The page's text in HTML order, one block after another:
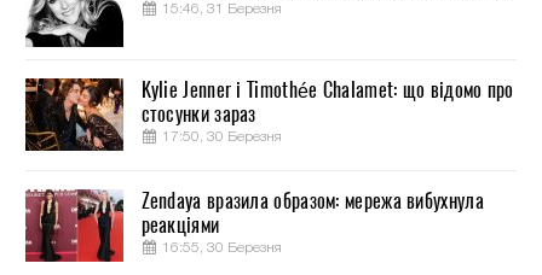
15:46, 31 Березня
Kylie Jenner і Timothée Chalamet: що відомо про
стосунки зараз
17:50, 30 Березня
Zendaya вразила образом: мережа вибухнула
реакціями
16:55, 30 Березня